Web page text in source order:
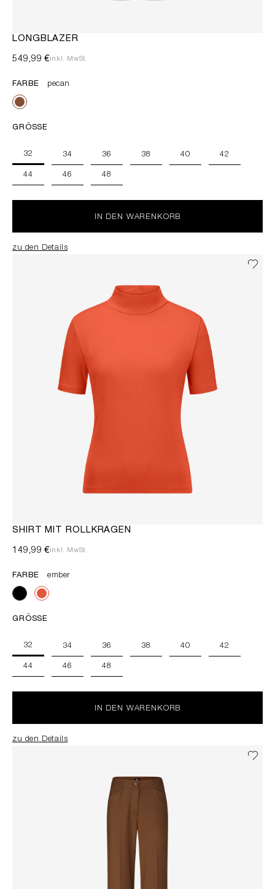
LONGBLAZER
549,99 €inkl. MwSt.
FARBE pecan
GRÖSSE
32 34 36 38 40 42
44 46 48
IN DEN WARENKORB
zu den Details
SHIRT MIT ROLLKRAGEN
149,99 €inkl. MwSt.
FARBE ember
GRÖSSE
32 34 36 38 40 42
44 46 48
IN DEN WARENKORB
zu den Details